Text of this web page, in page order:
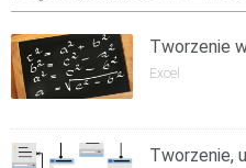
Tworzenie
Excel
Tworzenie,